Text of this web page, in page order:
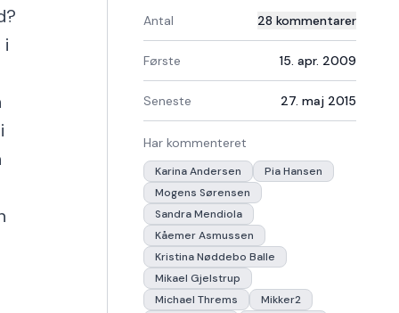
i
Antal 28 kommentarer
Første 15. apr. 2009
Seneste 27. maj 2015
Har kommenteret
Karina Andersen
Pia Hansen
Mogens Sørensen
Sandra Mendiola
Kåemer Asmussen
Kristina Nøddebo Balle
Mikael Gjelstrup
Michael Threms
Mikker2